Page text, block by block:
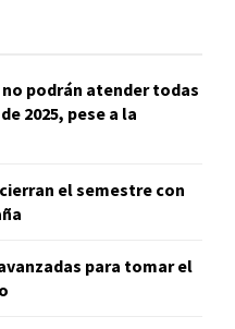
podrán atender todas
2025, pese a la
el semestre con
para tomar el